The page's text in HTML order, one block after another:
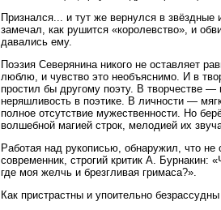
Признался... и тут же вернулся в
замечал, как рушится «королевство», и
давались ему.
Поэзия Северянина никого не оставляет
люблю, и чувство это необъяснимо. И в
простил бы другому поэту. В творчестве —
неряшливость в поэтике. В личности —
полное отсутствие мужественности. Но
волшебной магией строк, мелодией их
Работая над рукописью, обнаружил, что
современник, строгий критик А. Бурнакин:
где моя желчь и брезгливая гримаса?».
Как пристрастны и упоительно